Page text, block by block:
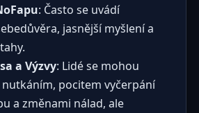
: Často se uvádí
jasnější myšlení a
a Výzvy: Lidé se mohou
pocitem vyčerpání
a změnami nálad, ale